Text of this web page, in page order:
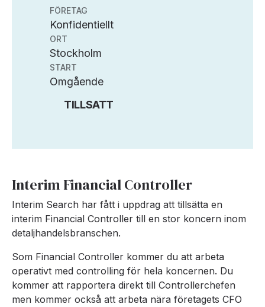
FÖRETAG
Konfidentiellt
ORT
Stockholm
START
Omgående
TILLSATT
Interim Financial Controller
Interim Search har fått i uppdrag att tillsätta en
interim Financial Controller till en stor koncern inom
detaljhandelsbranschen.
Som Financial Controller kommer du att arbeta
operativt med controlling för hela koncernen. Du
kommer att rapportera direkt till Controllerchefen
men kommer också att arbeta nära företagets CFO